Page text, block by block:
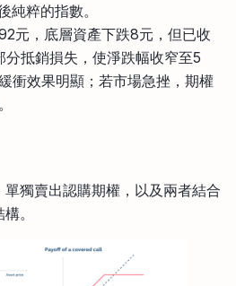
純粹的指數。
元，底層資產下跌8元，但已收
分抵銷損失，使淨跌幅收窄至5
衝效果明顯；若市場急挫，期權
獨賣出認購期權，以及兩者結合
。